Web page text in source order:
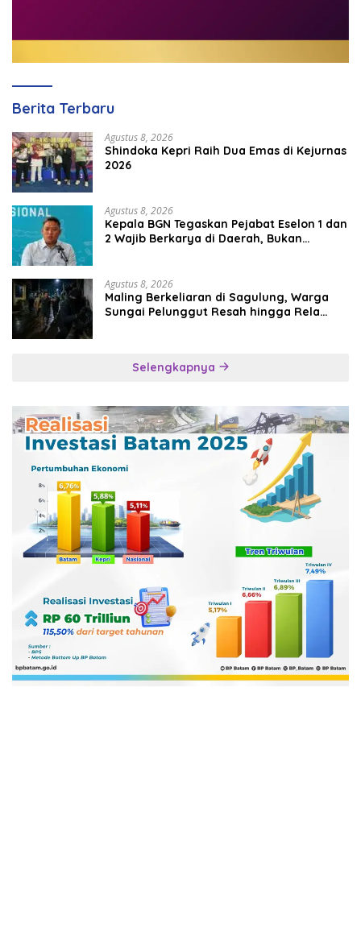
Berita Terbaru
Agustus 8, 2026
Shindoka Kepri Raih Dua Emas di Kejurnas
2026
Agustus 8, 2026
Kepala BGN Tegaskan Pejabat Eselon 1 dan
2 Wajib Berkarya di Daerah, Bukan
Agustus 8, 2026
Maling Berkeliaran di Sagulung, Warga
Sungai Pelunggut Resah hingga Rela
Selengkapnya